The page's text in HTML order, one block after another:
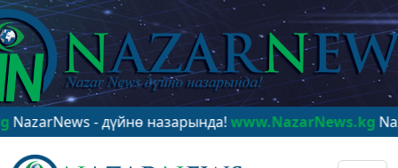
- дүйнө назарында!www.NazarNews.kg